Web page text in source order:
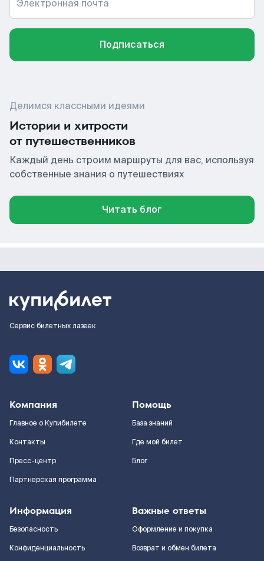
Электронная почта
Подписаться
Делимся классными идеями
Истории и хитрости
от путешественников
Каждый день строим маршруты для вас, используя
собственные знания о путешествиях
Читать блог
Сервис билетных лазеек
Компания
Главное о Купибилете
Контакты
Пресс-центр
Партнерская программа
Помощь
База знаний
Где мой билет
Блог
Информация
Безопасность
Конфиденциальность
Важные ответы
Оформление и покупка
Возврат и обмен билета